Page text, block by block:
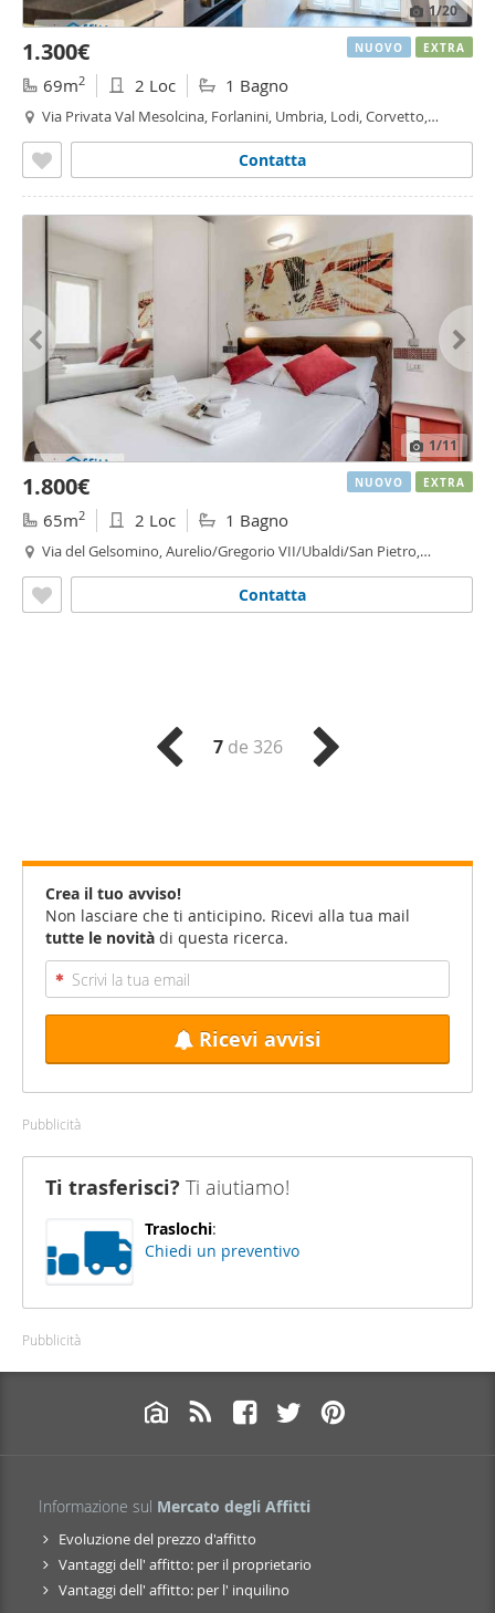
1/20
1.300€
69m2 2 Loc 1 Bagno
Via Privata Val Mesolcina, Forlanini, Umbria, Lodi, Corvetto,
Contatta
NUOVO EXTRA
1/11
1.800€
65m2 2 Loc 1 Bagno
Via del Gelsomino, Aurelio/Gregorio VII/Ubaldi/San Pietro,
Contatta
NUOVO EXTRA
7de 326
Crea il tuo avviso!
Non lasciare che ti anticipino. Ricevi alla tua mail
tutte le novità di questa ricerca.
Ricevi avvisi
Pubblicità
Ti trasferisci? Ti aiutiamo!
Traslochi:
Chiedi un preventivo
Pubblicità
Informazione sul Mercato degli Affitti
Evoluzione del prezzo d'affitto
Vantaggi dell' affitto: per il proprietario
Vantaggi dell' affitto: per l' inquilino